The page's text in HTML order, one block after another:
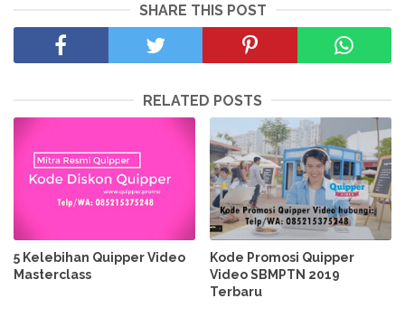
SHARE THIS POST
RELATED POSTS
5 Kelebihan Quipper Video
Masterclass
Kode Promosi Quipper
Video SBMPTN 2019
Terbaru